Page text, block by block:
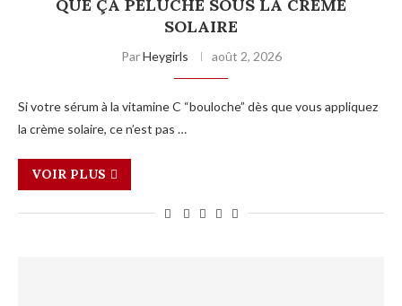
QUE ÇA PELUCHE SOUS LA CRÈME
SOLAIRE
ParHeygirls août 2, 2026
Si votre sérum à la vitamine C “bouloche” dès que vous appliquez
la crème solaire, ce n’est pas …
VOIR PLUS